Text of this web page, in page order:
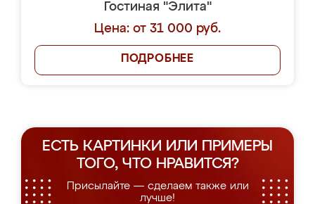
Гостиная "Элита"
Цена: от 31 000 руб.
ПОДРОБНЕЕ
ЕСТЬ КАРТИНКИ ИЛИ ПРИМЕРЫ
ТОГО, ЧТО НРАВИТСЯ?
Присылайте — сделаем также или
лучше!